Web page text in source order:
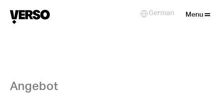
Angebot
Menu
Select Language
German